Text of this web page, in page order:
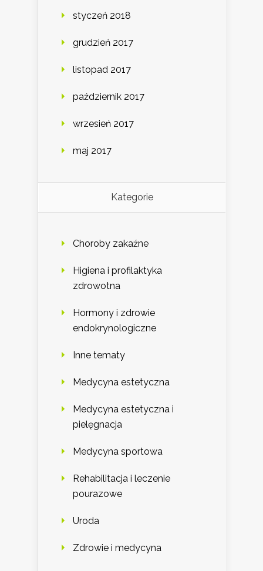
styczeń 2018
grudzień 2017
listopad 2017
październik 2017
wrzesień 2017
maj 2017
Kategorie
Choroby zakaźne
Higiena i profilaktyka
zdrowotna
Hormony i zdrowie
endokrynologiczne
Inne tematy
Medycyna estetyczna
Medycyna estetyczna i
pielęgnacja
Medycyna sportowa
Rehabilitacja i leczenie
pourazowe
Uroda
Zdrowie i medycyna